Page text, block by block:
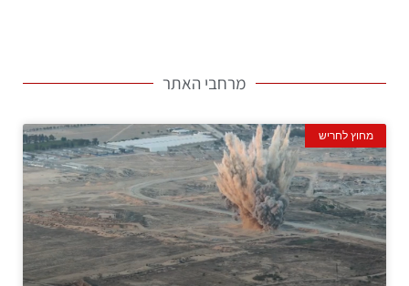
מרחבי האתר
מחוץ לחריש